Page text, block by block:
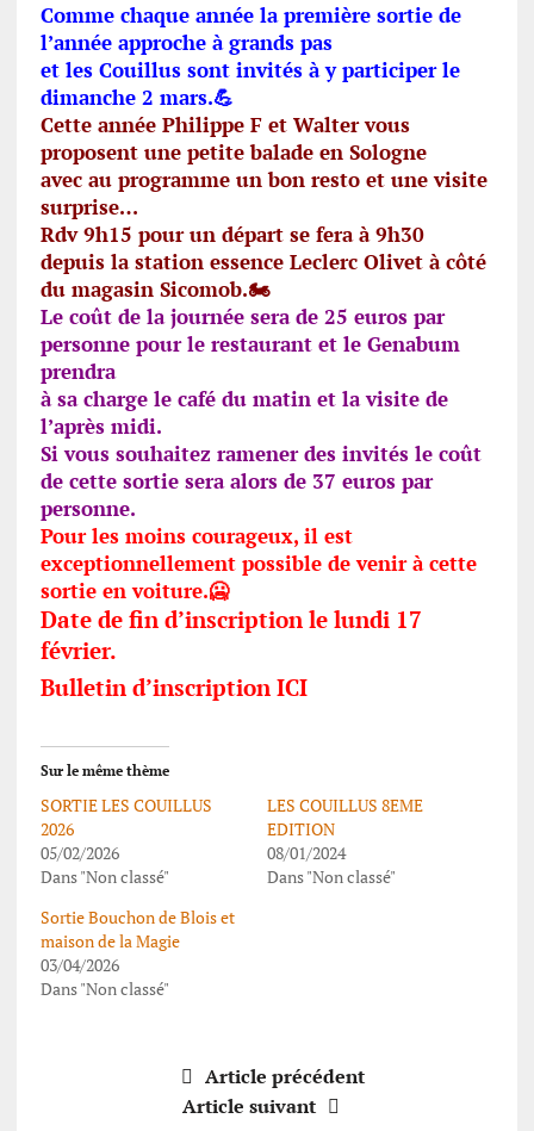
Comme chaque année la première sortie de
l’année approche à grands pas
et les Couillus sont invités à y participer le
dimanche 2 mars.💪
Cette année Philippe F et Walter vous
proposent une petite balade en Sologne
avec au programme un bon resto et une visite
surprise…
Rdv 9h15 pour un départ se fera à 9h30
depuis la station essence Leclerc Olivet à côté
du magasin Sicomob.🏍️
Le coût de la journée sera de 25 euros par
personne pour le restaurant et le Genabum
prendra
à sa charge le café du matin et la visite de
l’après midi.
Si vous souhaitez ramener des invités le coût
de cette sortie sera alors de 37 euros par
personne.
Pour les moins courageux, il est
exceptionnellement possible de venir à cette
sortie en voiture.🥶
Date de fin d’inscription le lundi 17
février.
Bulletin d’inscription ICI
Sur le même thème
SORTIE LES COUILLUS
2026
05/02/2026
Dans "Non classé"
LES COUILLUS 8EME
EDITION
08/01/2024
Dans "Non classé"
Sortie Bouchon de Blois et
maison de la Magie
03/04/2026
Dans "Non classé"
Article précédent
Article suivant